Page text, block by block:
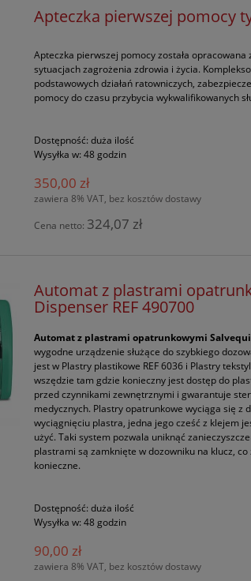
Apteczka pierwszej pomocy
Apteczka pierwszej pomocy została
sytuacjach zagrożenia zdrowia i życia.
podstawowych działań ratowniczych,
pomocy do czasu przybycia wykwalifikowanych
Dostępność: duża ilość
Wysyłka w: 48 godzin
350,00 zł
zawiera 8% VAT, bez kosztów dostawy
Cena netto: 324,07 zł
Automat z plastrami
Dispenser REF 490700
Automat z plastrami opatrunkowymi
wygodne urządzenie służące do szybkiego
jest w Plastry plastikowe REF 6036 i Plastry
wszędzie tam gdzie konieczny jest dostęp do
przed czynnikami zewnętrznymi i gwarantuje
medycznych. Plastry opatrunkowe wyciąga się z
wyciągnięciu plastra, jedna jego cześć z klejem
użyć. Taki system pozwala uniknąć
plastrami są zamknięte w dozowniku na klucz,
konieczne.
Dostępność: duża ilość
Wysyłka w: 48 godzin
90,00 zł
zawiera 8% VAT, bez kosztów dostawy